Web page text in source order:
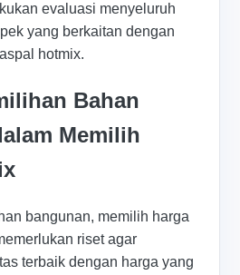
evaluasi menyeluruh
yang berkaitan dengan
hotmix.
Bahan
Memilih
bangunan, memilih harga
riset agar
terbaik dengan harga yang